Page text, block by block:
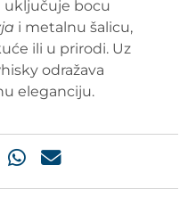
uključuje bocu
i metalnu šalicu,
ili u prirodi. Uz
odražava
eleganciju.